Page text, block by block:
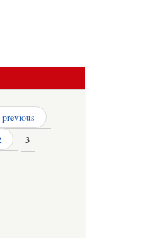
previous
3